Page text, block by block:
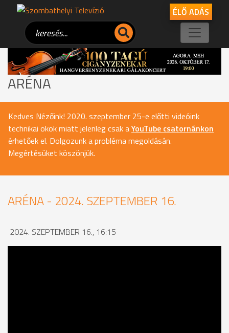
ÉLŐ ADÁS
ARÉNA
Kedves Nézőink! 2020. szeptember 25-e előtti videóink
technikai okok miatt jelenleg csak aYouTube csatornánkon
érhetőek el. Dolgozunk a probléma megoldásán.
Megértésüket köszönjük.
ARÉNA - 2024. SZEPTEMBER 16.
2024. SZEPTEMBER 16., 16:15